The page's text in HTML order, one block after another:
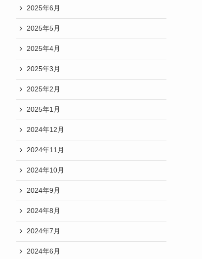
2025年6月
2025年5月
2025年4月
2025年3月
2025年2月
2025年1月
2024年12月
2024年11月
2024年10月
2024年9月
2024年8月
2024年7月
2024年6月